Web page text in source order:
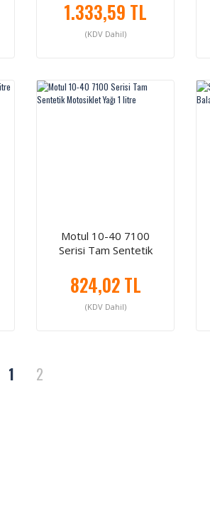
1.333,59 TL
(KDV Dahil)
Motul 10-40 7100
Serisi Tam Sentetik
824,02 TL
(KDV Dahil)
1 2